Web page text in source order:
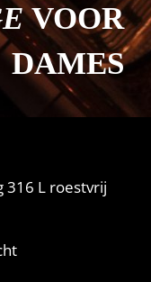
VOOR
DAMES
316 L roestvrij